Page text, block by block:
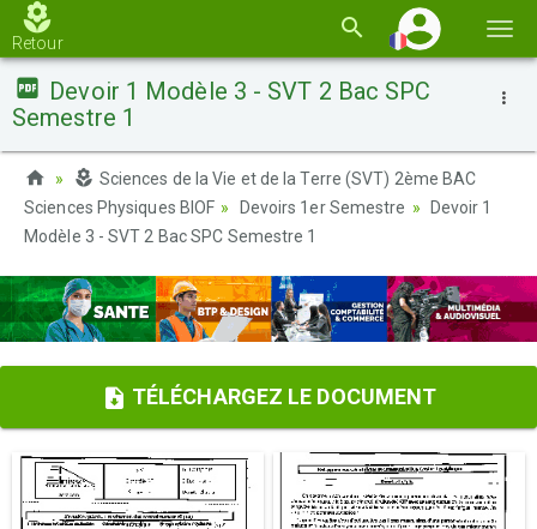
la
Retour
Devoir 1 Modèle 3 - SVT 2 Bac SPC
Semestre 1
Sciences de la Vie et de la Terre (SVT) 2ème BAC
Sciences Physiques BIOF
Devoirs 1er Semestre
Devoir 1
Modèle 3 - SVT 2 Bac SPC Semestre 1
TÉLÉCHARGEZ LE DOCUMENT